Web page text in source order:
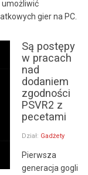
umożliwić
gier na PC.
Są postępy
w pracach
nad
dodaniem
zgodności
PSVR2 z
pecetami
Dział: Gadżety
Pierwsza
generacja gogli